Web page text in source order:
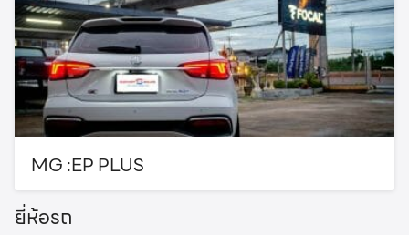
MG :EP PLUS
ยี่ห้อรถ